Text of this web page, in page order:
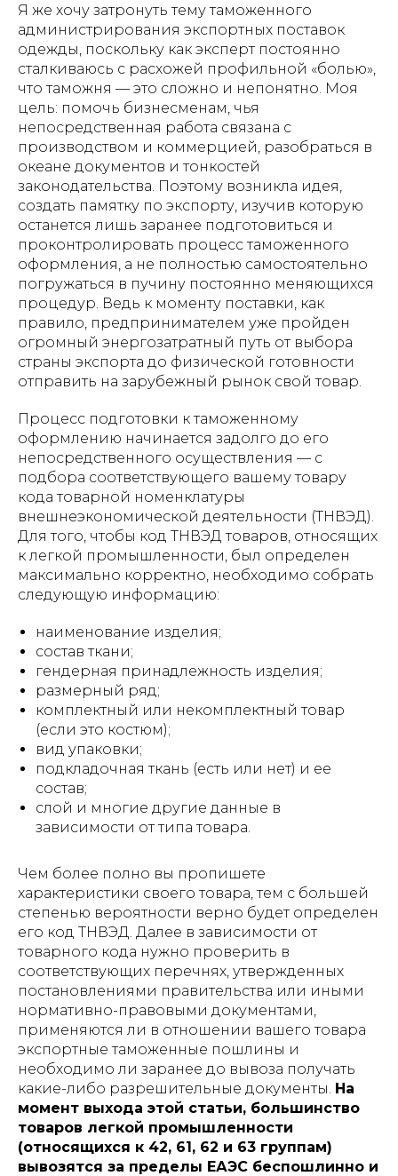
Я же хочу затронуть тему таможенного
администрирования экспортных поставок
одежды, поскольку как эксперт постоянно
сталкиваюсь с расхожей профильной «болью»,
что таможня — это сложно и непонятно. Моя
цель: помочь бизнесменам, чья
непосредственная работа связана с
производством и коммерцией, разобраться в
океане документов и тонкостей
законодательства. Поэтому возникла идея,
создать памятку по экспорту, изучив которую
останется лишь заранее подготовиться и
проконтролировать процесс таможенного
оформления, а не полностью самостоятельно
погружаться в пучину постоянно меняющихся
процедур. Ведь к моменту поставки, как
правило, предпринимателем уже пройден
огромный энергозатратный путь от выбора
страны экспорта до физической готовности
отправить на зарубежный рынок свой товар.
Процесс подготовки к таможенному
оформлению начинается задолго до его
непосредственного осуществления — с
подбора соответствующего вашему товару
кода товарной номенклатуры
внешнеэкономической деятельности (ТНВЭД).
Для того, чтобы код ТНВЭД товаров, относящих
к легкой промышленности, был определен
максимально корректно, необходимо собрать
следующую информацию:
наименование изделия;
состав ткани;
гендерная принадлежность изделия;
размерный ряд;
комплектный или некомплектный товар
(если это костюм);
вид упаковки;
подкладочная ткань (есть или нет) и ее
состав;
слой и многие другие данные в
зависимости от типа товара.
Чем более полно вы пропишете
характеристики своего товара, тем с большей
степенью вероятности верно будет определен
его код ТНВЭД. Далее в зависимости от
товарного кода нужно проверить в
соответствующих перечнях, утвержденных
постановлениями правительства или иными
нормативно-правовыми документами,
применяются ли в отношении вашего товара
экспортные таможенные пошлины и
необходимо ли заранее до вывоза получать
какие-либо разрешительные документы. На
момент выхода этой статьи, большинство
товаров легкой промышленности
(относящихся к 42, 61, 62 и 63 группам)
вывозятся за пределы ЕАЭС беспошлинно и